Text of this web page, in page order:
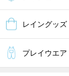
レイングッズ
プレイウエア